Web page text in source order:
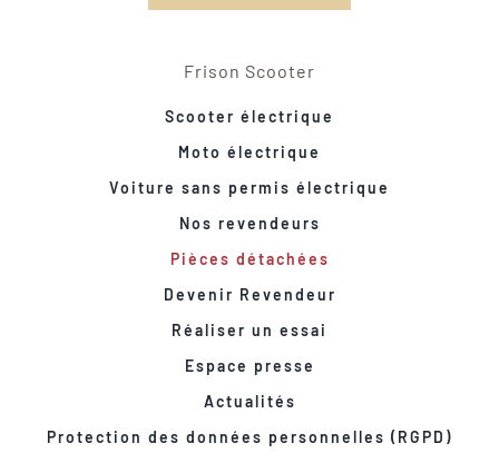
Frison Scooter
Scooter électrique
Moto électrique
Voiture sans permis électrique
Nos revendeurs
Pièces détachées
Devenir Revendeur
Réaliser un essai
Espace presse
Actualités
Protection des données personnelles (RGPD)